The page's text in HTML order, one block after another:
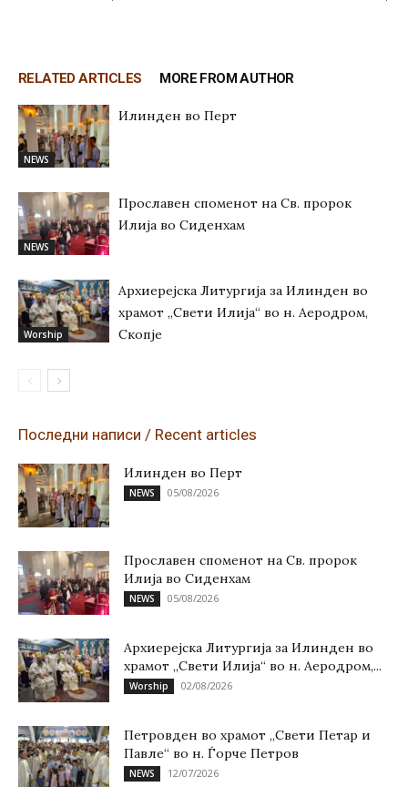
RELATED ARTICLES MORE FROM AUTHOR
NEWS
Илинден во Перт
NEWS
Прославен споменот на Св. пророк
Илија во Сиденхам
Worship
Архиерејска Литургија за Илинден во
храмот „Свети Илија“ во н. Аеродром,
Скопје
Последни написи / Recent articles
Илинден во Перт
NEWS 05/08/2026
Прославен споменот на Св. пророк
Илија во Сиденхам
NEWS 05/08/2026
Архиерејска Литургија за Илинден во
храмот „Свети Илија“ во н. Аеродром,...
Worship 02/08/2026
Петровден во храмот „Свети Петар и
Павле“ во н. Ѓорче Петров
NEWS 12/07/2026